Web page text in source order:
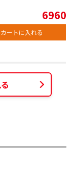
6960
カートに入れる